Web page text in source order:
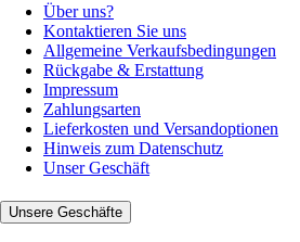
Über uns?
Kontaktieren Sie uns
Allgemeine Verkaufsbedingungen
Rückgabe & Erstattung
Impressum
Zahlungsarten
Lieferkosten und Versandoptionen
Hinweis zum Datenschutz
Unser Geschäft
Unsere Geschäfte